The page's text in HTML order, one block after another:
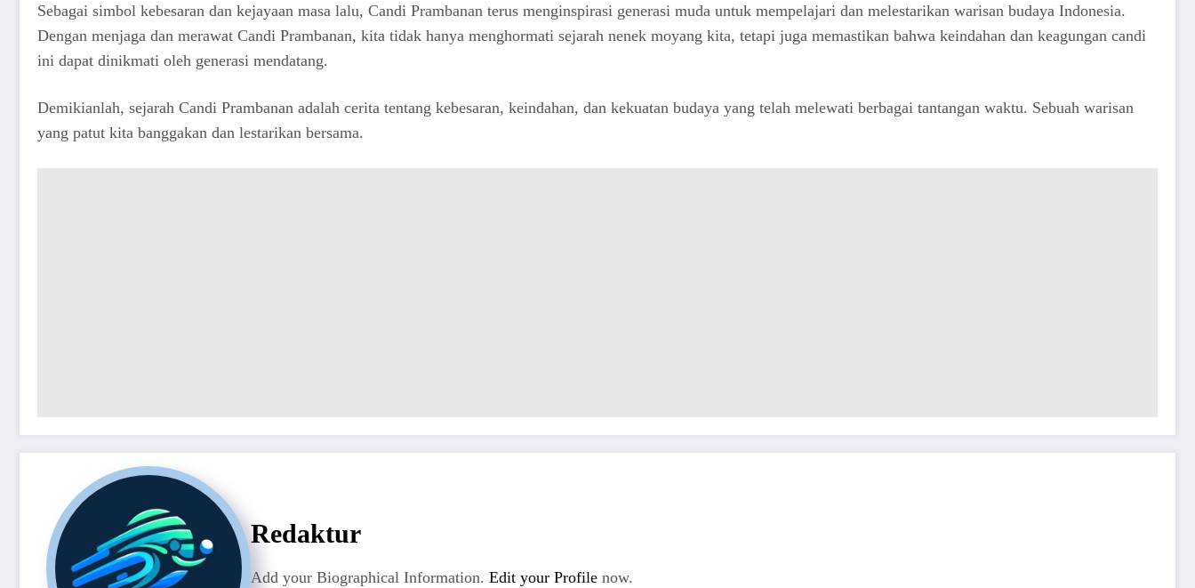
Sebagai simbol kebesaran dan kejayaan masa lalu, Candi Prambanan terus menginspirasi generasi muda untuk mempelajari dan melestarikan warisan budaya Indonesia.
Dengan menjaga dan merawat Candi Prambanan, kita tidak hanya menghormati sejarah nenek moyang kita, tetapi juga memastikan bahwa keindahan dan keagungan candi
ini dapat dinikmati oleh generasi mendatang.
Demikianlah, sejarah Candi Prambanan adalah cerita tentang kebesaran, keindahan, dan kekuatan budaya yang telah melewati berbagai tantangan waktu. Sebuah warisan
yang patut kita banggakan dan lestarikan bersama.
Redaktur
Add your Biographical Information. Edit your Profile now.